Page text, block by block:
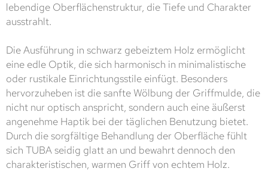
lebendige Oberflächenstruktur, die Tiefe und Charakter
ausstrahlt.
Die Ausführung in schwarz gebeiztem Holz ermöglicht
eine edle Optik, die sich harmonisch in minimalistische
oder rustikale Einrichtungsstile einfügt. Besonders
hervorzuheben ist die sanfte Wölbung der Griffmulde, die
nicht nur optisch anspricht, sondern auch eine äußerst
angenehme Haptik bei der täglichen Benutzung bietet.
Durch die sorgfältige Behandlung der Oberfläche fühlt
sich TUBA seidig glatt an und bewahrt dennoch den
charakteristischen, warmen Griff von echtem Holz.